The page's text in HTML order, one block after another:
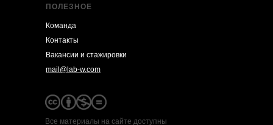
ПОЛЕЗНОЕ
Команда
Контакты
Вакансии и стажировки
mail@lab-w.com
Все материалы на сайте доступны